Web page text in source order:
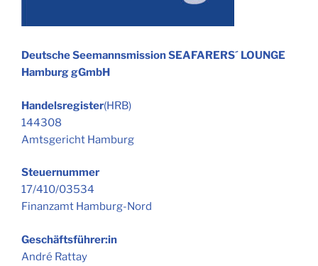
Deutsche Seemannsmission SEAFARERS´ LOUNGE
Hamburg gGmbH
Handelsregister(HRB)
144308
Amtsgericht Hamburg
Steuernummer
17/410/03534
Finanzamt Hamburg-Nord
Geschäftsführer:in
André Rattay